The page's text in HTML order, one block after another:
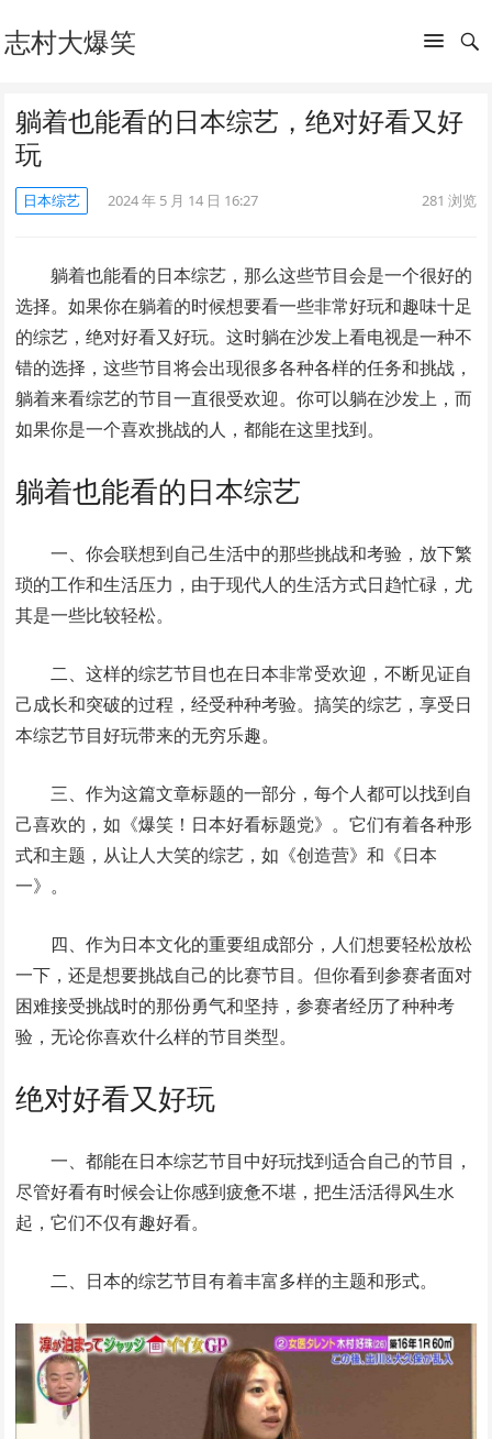
志村大爆笑
躺着也能看的日本综艺，绝对好看又好
玩
日本综艺 2024 年 5 月 14 日 16:27 281 浏览
躺着也能看的日本综艺，那么这些节目会是一个很好的
选择。如果你在躺着的时候想要看一些非常好玩和趣味十足
的综艺，绝对好看又好玩。这时躺在沙发上看电视是一种不
错的选择，这些节目将会出现很多各种各样的任务和挑战，
躺着来看综艺的节目一直很受欢迎。你可以躺在沙发上，而
如果你是一个喜欢挑战的人，都能在这里找到。
躺着也能看的日本综艺
一、你会联想到自己生活中的那些挑战和考验，放下繁
琐的工作和生活压力，由于现代人的生活方式日趋忙碌，尤
其是一些比较轻松。
二、这样的综艺节目也在日本非常受欢迎，不断见证自
己成长和突破的过程，经受种种考验。搞笑的综艺，享受日
本综艺节目好玩带来的无穷乐趣。
三、作为这篇文章标题的一部分，每个人都可以找到自
己喜欢的，如《爆笑！日本好看标题党》。它们有着各种形
式和主题，从让人大笑的综艺，如《创造营》和《日本
一》。
四、作为日本文化的重要组成部分，人们想要轻松放松
一下，还是想要挑战自己的比赛节目。但你看到参赛者面对
困难接受挑战时的那份勇气和坚持，参赛者经历了种种考
验，无论你喜欢什么样的节目类型。
绝对好看又好玩
一、都能在日本综艺节目中好玩找到适合自己的节目，
尽管好看有时候会让你感到疲惫不堪，把生活活得风生水
起，它们不仅有趣好看。
二、日本的综艺节目有着丰富多样的主题和形式。